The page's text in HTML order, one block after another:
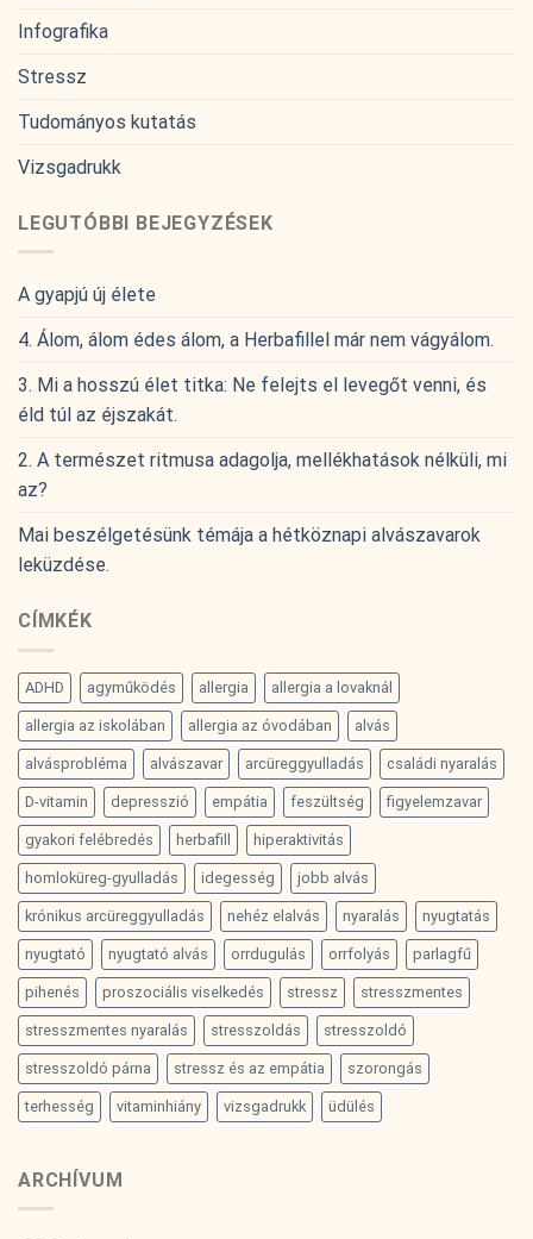
Infografika
Stressz
Tudományos kutatás
Vizsgadrukk
LEGUTÓBBI BEJEGYZÉSEK
A gyapjú új élete
4. Álom, álom édes álom, a Herbafillel már nem vágyálom.
3. Mi a hosszú élet titka: Ne felejts el levegőt venni, és
éld túl az éjszakát.
2. A természet ritmusa adagolja, mellékhatások nélküli, mi
az?
Mai beszélgetésünk témája a hétköznapi alvászavarok
leküzdése.
CÍMKÉK
ADHD agyműködés allergia allergia a lovaknál
allergia az iskolában allergia az óvodában alvás
alvásprobléma alvászavar arcüreggyulladás családi nyaralás
D-vitamin depresszió empátia feszültség figyelemzavar
gyakori felébredés herbafill hiperaktivitás
homloküreg-gyulladás idegesség jobb alvás
krónikus arcüreggyulladás nehéz elalvás nyaralás nyugtatás
nyugtató nyugtató alvás orrdugulás orrfolyás parlagfű
pihenés proszociális viselkedés stressz stresszmentes
stresszmentes nyaralás stresszoldás stresszoldó
stresszoldó párna stressz és az empátia szorongás
terhesség vitaminhiány vizsgadrukk üdülés
ARCHÍVUM